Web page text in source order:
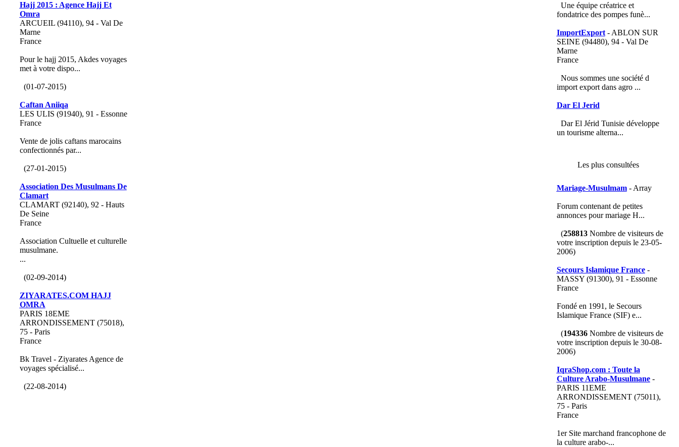
Hajj 2015 : Agence Hajj Et
Omra
ARCUEIL (94110), 94 - Val De
Marne
France
Pour le hajj 2015, Akdes voyages
met à votre dispo...
(01-07-2015)
Caftan Aniiqa
LES ULIS (91940), 91 - Essonne
France
Vente de jolis caftans marocains
confectionnés par...
(27-01-2015)
Association Des Musulmans De
Clamart
CLAMART (92140), 92 - Hauts
De Seine
France
Association Cultuelle et culturelle
musulmane.
...
(02-09-2014)
ZIYARATES.COM HAJJ
OMRA
PARIS 18EME
ARRONDISSEMENT (75018),
75 - Paris
France
Bk Travel - Ziyarates Agence de
voyages spécialisé...
(22-08-2014)
Une équipe créatrice et
fondatrice des pompes funè...
ImportExport- ABLON SUR
SEINE (94480), 94 - Val De
Marne
France
Nous sommes une société d
import export dans agro ...
Dar El Jerid
Dar El Jérid Tunisie développe
un tourisme alterna...
Les plus consultées
Mariage-Musulmam- Array
Forum contenant de petites
annonces pour mariage H...
(258813Nombre de visiteurs de
votre inscription depuis le 23-05-
2006)
Secours Islamique France-
MASSY (91300), 91 - Essonne
France
Fondé en 1991, le Secours
Islamique France (SIF) e...
(194336Nombre de visiteurs de
votre inscription depuis le 30-08-
2006)
IqraShop.com : Toute la
Culture Arabo-Musulmane-
PARIS 11EME
ARRONDISSEMENT (75011),
75 - Paris
France
1er Site marchand francophone de
la culture arabo-...